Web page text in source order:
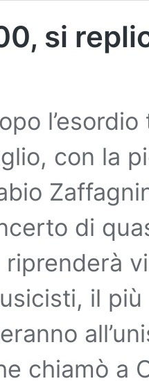
si
con la
di
riprenderà
il
chiamò